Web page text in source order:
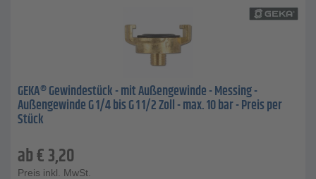
GEKA® Gewindestück - mit Außengewinde - Messing -
Außengewinde G 1/4 bis G 1 1/2 Zoll - max. 10 bar - Preis per
Stück
ab€3,20
Preis inkl. MwSt.